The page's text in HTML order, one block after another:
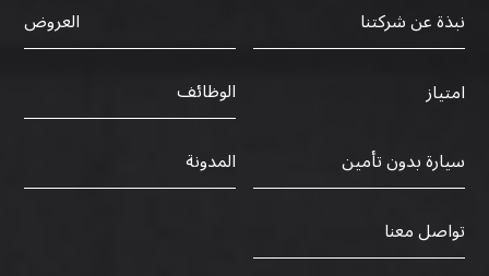
نبذة عن شركتنا
العروض
امتياز
الوظائف
سيارة بدون تأمين
المدونة
تواصل معنا